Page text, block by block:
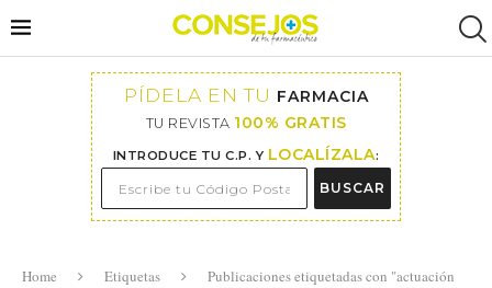
PÍDELA EN TU FARMACIA
TU REVISTA 100% GRATIS
INTRODUCE TU C.P. Y LOCALÍZALA:
BUSCAR
Home Etiquetas
Publicaciones etiquetadas con "actuación